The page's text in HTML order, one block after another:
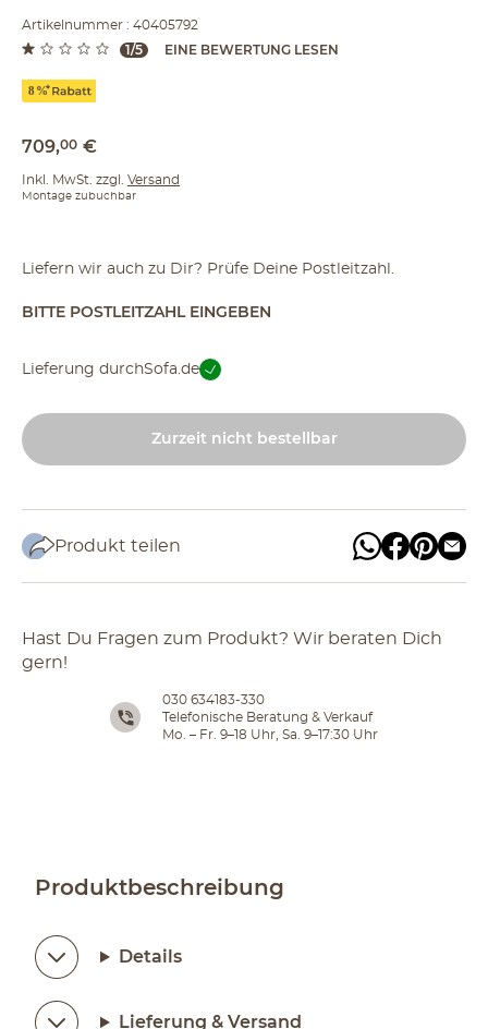
Artikelnummer : 40405792
1/5
EINE BEWERTUNG LESEN
709,00 €
Inkl. MwSt. zzgl. Versand
Montage zubuchbar
Liefern wir auch zu Dir? Prüfe Deine Postleitzahl.
BITTE POSTLEITZAHL EINGEBEN
Lieferung durchSofa.de
Zurzeit nicht bestellbar
Produkt teilen
Hast Du Fragen zum Produkt? Wir beraten Dich
gern!
030 634183-330
Telefonische Beratung & Verkauf
Mo. – Fr. 9–18 Uhr, Sa. 9–17:30 Uhr
Produktbeschreibung
Details
Lieferung & Versand